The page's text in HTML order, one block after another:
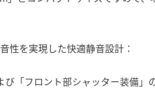
性を実現した快適静音設計：
び「フロント部シャッター装備